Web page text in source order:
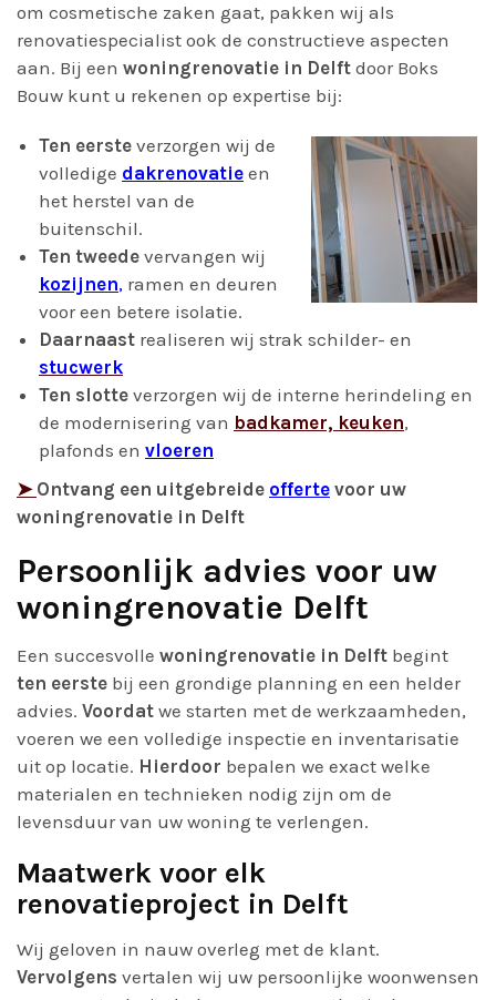
om cosmetische zaken gaat, pakken wij als
renovatiespecialist ook de constructieve aspecten
aan. Bij een woningrenovatie in Delft door Boks
Bouw kunt u rekenen op expertise bij:
Ten eerste verzorgen wij de
volledige dakrenovatie en
het herstel van de
buitenschil.
Ten tweede vervangen wij
kozijnen, ramen en deuren
voor een betere isolatie.
Daarnaast realiseren wij strak schilder- en
stucwerk
Ten slotte verzorgen wij de interne herindeling en
de modernisering van badkamer, keuken,
plafonds en vloeren
➤ Ontvang een uitgebreide offerte voor uw
woningrenovatie in Delft
Persoonlijk advies voor uw
woningrenovatie Delft
Een succesvolle woningrenovatie in Delft begint
ten eerste bij een grondige planning en een helder
advies. Voordat we starten met de werkzaamheden,
voeren we een volledige inspectie en inventarisatie
uit op locatie. Hierdoor bepalen we exact welke
materialen en technieken nodig zijn om de
levensduur van uw woning te verlengen.
Maatwerk voor elk
renovatieproject in Delft
Wij geloven in nauw overleg met de klant.
Vervolgens vertalen wij uw persoonlijke woonwensen